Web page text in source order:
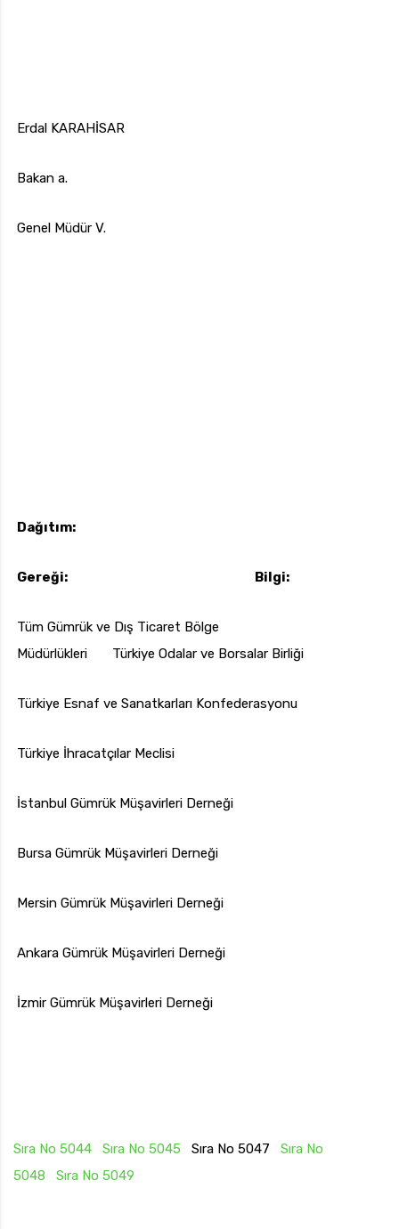
Erdal KARAHİSAR
Bakan a.
Genel Müdür V.
Dağıtım:
Gereği: Bilgi:
Tüm Gümrük ve Dış Ticaret Bölge
Müdürlükleri Türkiye Odalar ve Borsalar Birliği
Türkiye Esnaf ve Sanatkarları Konfederasyonu
Türkiye İhracatçılar Meclisi
İstanbul Gümrük Müşavirleri Derneği
Bursa Gümrük Müşavirleri Derneği
Mersin Gümrük Müşavirleri Derneği
Ankara Gümrük Müşavirleri Derneği
İzmir Gümrük Müşavirleri Derneği
Sıra No 5044 Sıra No 5045 Sıra No 5047 Sıra No
5048
Sıra No 5049